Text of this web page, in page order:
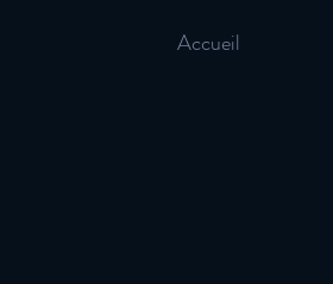
Accueil